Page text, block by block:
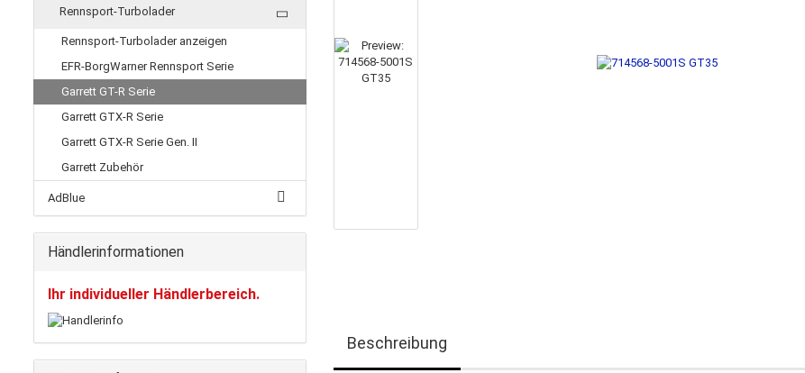
Beschreibung
Rennsport-Turbolader
Rennsport-Turbolader anzeigen
EFR-BorgWarner Rennsport Serie
Garrett GT-R Serie
Garrett GTX-R Serie
Garrett GTX-R Serie Gen. II
Garrett Zubehör
AdBlue
Händlerinformationen
Ihr individueller Händlerbereich.